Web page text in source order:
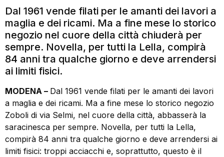
Dal 1961 vende filati per le amanti dei lavori a
maglia e dei ricami. Ma a fine mese lo storico
negozio nel cuore della città chiuderà per
sempre. Novella, per tutti la Lella, compirà
84 anni tra qualche giorno e deve arrendersi
ai limiti fisici.
MODENA – Dal 1961 vende filati per le amanti dei lavori
a maglia e dei ricami. Ma a fine mese lo storico negozio
Zoboli di via Selmi, nel cuore della città, abbasserà la
saracinesca per sempre. Novella, per tutti la Lella,
compirà 84 anni tra qualche giorno e deve arrendersi ai
limiti fisici: troppi acciacchi e, soprattutto, questo è il